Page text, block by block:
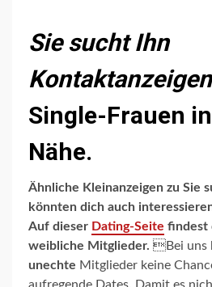
Sie sucht Ihn
Kontaktanzeigen
Single-Frauen
Nähe.
Ähnliche Kleinanzeigen zu Sie
könnten dich auch
Auf dieser Dating-Seite findest
weibliche Mitglieder. Bei uns
unechte Mitglieder keine